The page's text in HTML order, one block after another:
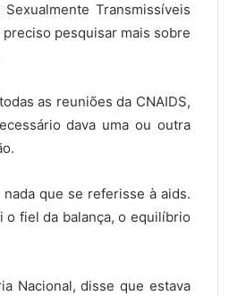
Transmissíveis
pesquisar mais sobre
as reuniões da CNAIDS,
dava uma ou outra
que se referisse à aids.
o fiel da balança, o equilíbrio
Nacional, disse que estava